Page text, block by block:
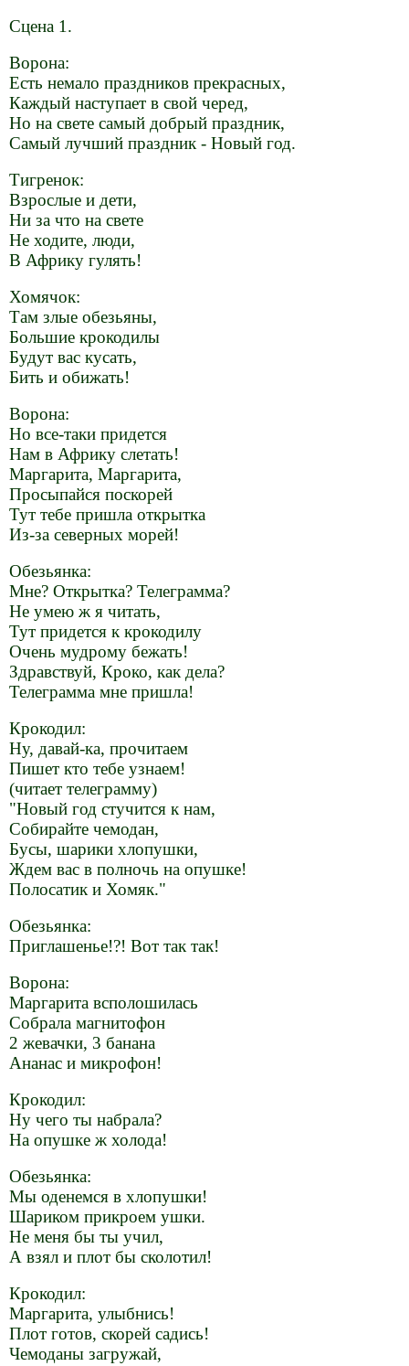
Сцена 1.
Ворона:
Есть немало праздников прекрасных,
Каждый наступает в свой черед,
Но на свете самый добрый праздник,
Самый лучший праздник - Новый год.
Тигренок:
Взрослые и дети,
Ни за что на свете
Не ходите, люди,
В Африку гулять!
Хомячок:
Там злые обезьяны,
Большие крокодилы
Будут вас кусать,
Бить и обижать!
Ворона:
Но все-таки придется
Нам в Африку слетать!
Маргарита, Маргарита,
Просыпайся поскорей
Тут тебе пришла открытка
Из-за северных морей!
Обезьянка:
Мне? Открытка? Телеграмма?
Не умею ж я читать,
Тут придется к крокодилу
Очень мудрому бежать!
Здравствуй, Кроко, как дела?
Телеграмма мне пришла!
Крокодил:
Ну, давай-ка, прочитаем
Пишет кто тебе узнаем!
(читает телеграмму)
"Новый год стучится к нам,
Собирайте чемодан,
Бусы, шарики хлопушки,
Ждем вас в полночь на опушке!
Полосатик и Хомяк."
Обезьянка:
Приглашенье!?! Вот так так!
Ворона:
Маргарита всполошилась
Собрала магнитофон
2 жевачки, 3 банана
Ананас и микрофон!
Крокодил:
Ну чего ты набрала?
На опушке ж холода!
Обезьянка:
Мы оденемся в хлопушки!
Шариком прикроем ушки.
Не меня бы ты учил,
А взял и плот бы сколотил!
Крокодил:
Маргарита, улыбнись!
Плот готов, скорей садись!
Чемоданы загружай,